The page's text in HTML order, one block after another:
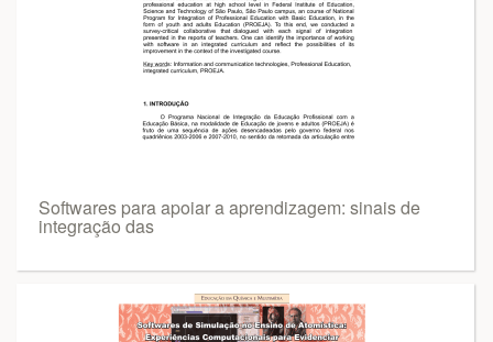
Softwares para apoiar a aprendizagem: sinais de
integração das